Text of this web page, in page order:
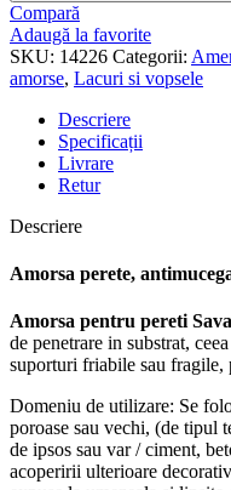
Compară
Adaugă la favorite
SKU: 14226 Categorii:
amorse, Lacuri si vopsele
Descriere
Specificații
Livrare
Retur
Descriere
Amorsa perete,
Amorsa pentru pereti
de penetrare in substrat,
suporturi friabile sau fragile,
Domeniu de utilizare: Se
poroase sau vechi, (de tipul
de ipsos sau var / ciment,
acoperirii ulterioare